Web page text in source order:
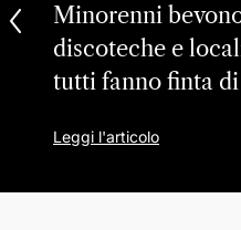
Minorenni
discoteche e
tutti fanno finta
Leggi l'articolo